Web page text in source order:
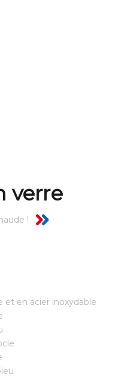
verre
!
et en acier inoxydable